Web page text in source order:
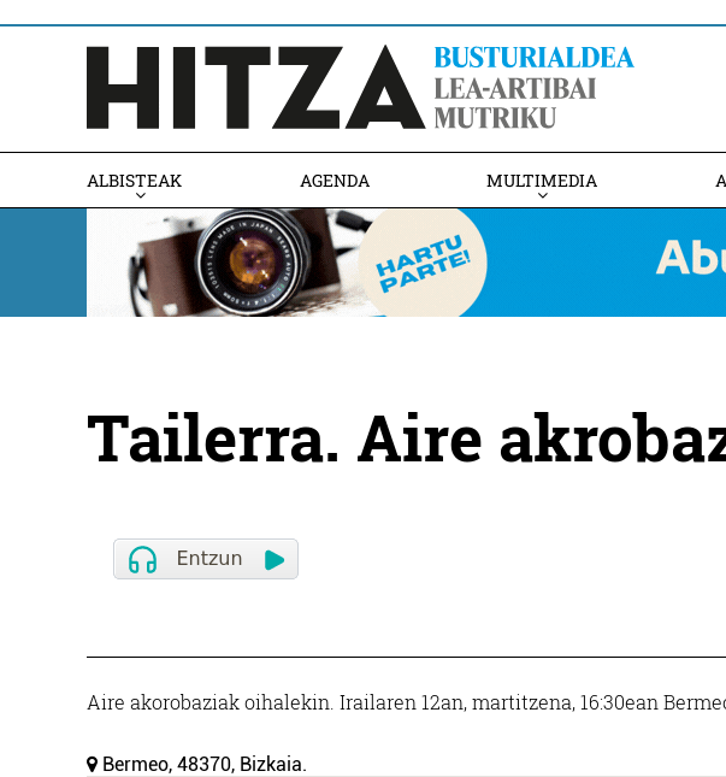
ALBISTEAK AGENDA MULTIMEDIA
Tailerra. Aire
Aire akorobaziak oihalekin. Irailaren 12an, martitzena, 16:30ean
Bermeo, 48370, Bizkaia.